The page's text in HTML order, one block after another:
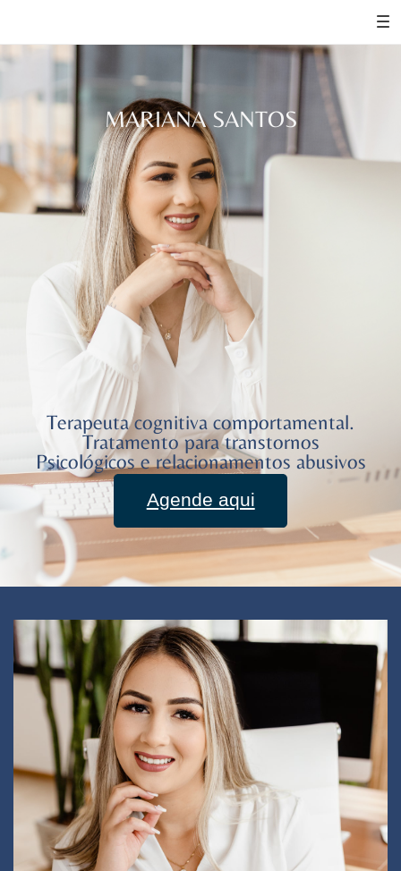
MARIANA SANTOS
Terapeuta cognitiva comportamental.
Tratamento para transtornos
Psicológicos e relacionamentos abusivos
Agende aqui